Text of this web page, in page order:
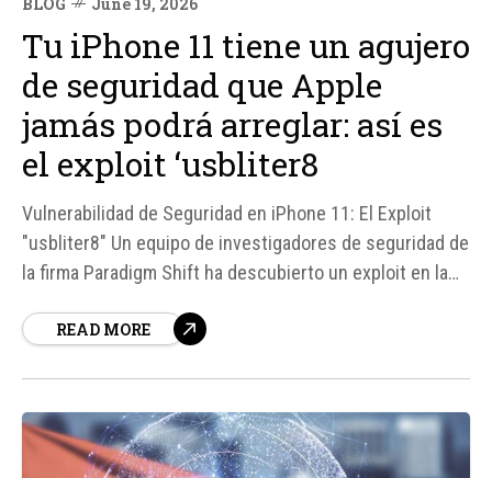
Tu iPhone 11 tiene un agujero
de seguridad que Apple
jamás podrá arreglar: así es
el exploit ‘usbliter8
Vulnerabilidad de Seguridad en iPhone 11: El Exploit
"usbliter8" Un equipo de investigadores de seguridad de
la firma Paradigm Shift ha descubierto un exploit en la
conocido como "usbliter8". Este fallo de diseño
READ MORE